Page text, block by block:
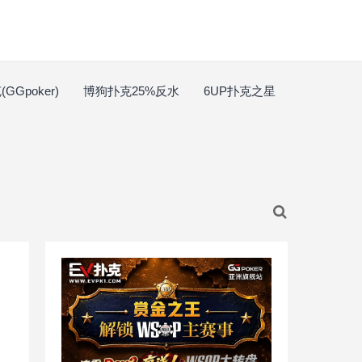
博狗扑克25%反水 6UP扑克之星